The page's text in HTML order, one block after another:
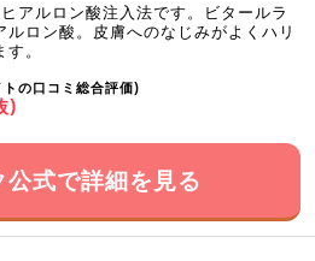
アルロン酸注入法です。ビタールラ
ロン酸。皮膚へのなじみがよくハリ
。
の口コミ総合評価)
)
公式で詳細を見る